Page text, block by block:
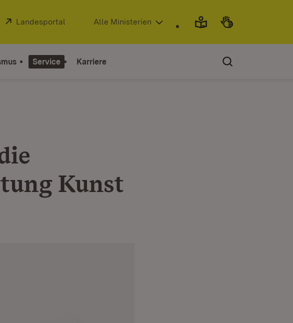
Extern:
Landesportal (Öffnet in neuem Fenster)
Alle Ministerien
Service Karriere
Kunst